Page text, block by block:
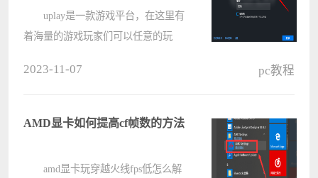
题解析
uplay是一款游戏平台，在这里有
着海量的游戏玩家们可以任意的玩
碧截图在哪个文件夹里问题解析吧。
2023-11-07 pc教程
AMD显卡如何提高cf帧数的方法
amd显卡玩穿越火线fps低怎么解